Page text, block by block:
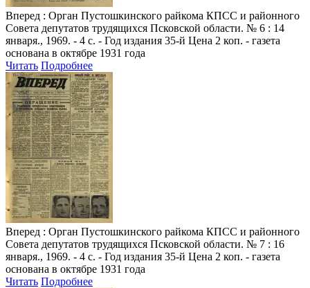
Вперед : Орган Пустошкинского райкома КПСС и районного
Совета депутатов трудящихся Псковской области. № 6 : 14
января., 1969. - 4 с. - Год издания 35-й Цена 2 коп. - газета
основана в октябре 1931 года
Читать Подробнее
Вперед : Орган Пустошкинского райкома КПСС и районного
Совета депутатов трудящихся Псковской области. № 7 : 16
января., 1969. - 4 с. - Год издания 35-й Цена 2 коп. - газета
основана в октябре 1931 года
Читать Подробнее